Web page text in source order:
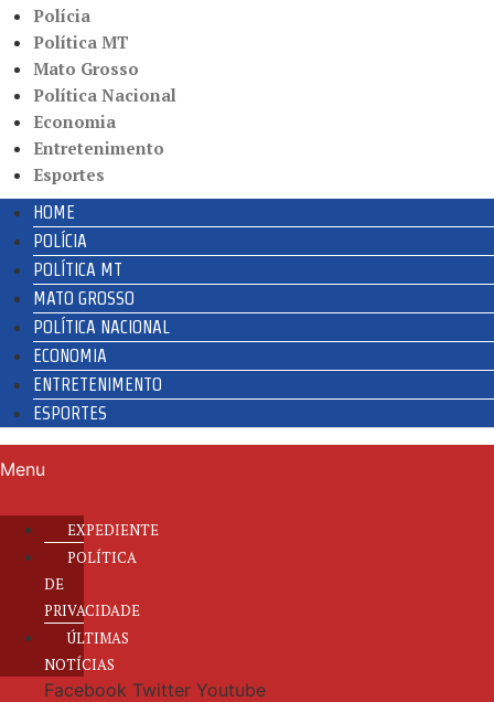
Polícia
Política MT
Mato Grosso
Política Nacional
Economia
Entretenimento
Esportes
HOME
POLÍCIA
POLÍTICA MT
MATO GROSSO
POLÍTICA NACIONAL
ECONOMIA
ENTRETENIMENTO
ESPORTES
Menu
EXPEDIENTE
POLÍTICA
DE
PRIVACIDADE
ÚLTIMAS
NOTÍCIAS
Facebook Twitter Youtube